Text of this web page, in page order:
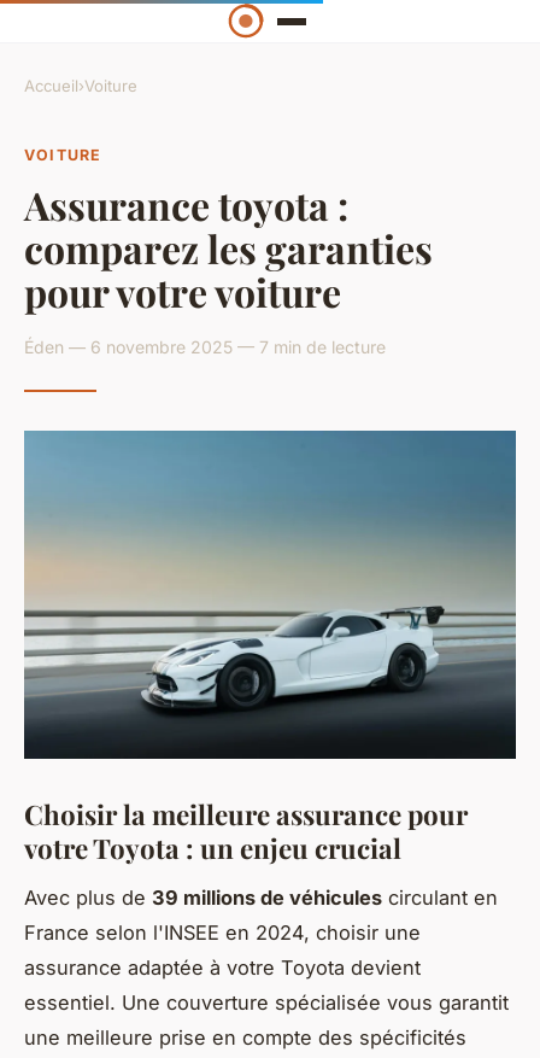
Accueil›Voiture
VOITURE
Assurance toyota :
comparez les garanties
pour votre voiture
Éden — 6 novembre 2025 — 7 min de lecture
Choisir la meilleure assurance pour
votre Toyota : un enjeu crucial
Avec plus de 39 millions de véhicules circulant en
France selon l'INSEE en 2024, choisir une
assurance adaptée à votre Toyota devient
essentiel. Une couverture spécialisée vous garantit
une meilleure prise en compte des spécificités